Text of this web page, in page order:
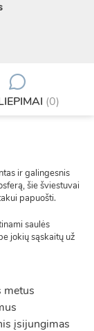
(0)
ir galingesnis
šie šviestuvai
papuošti.
saulės
jokių sąskaitų už
metus
įsijungimas